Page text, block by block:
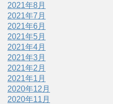
2021年8月
2021年7月
2021年6月
2021年5月
2021年4月
2021年3月
2021年2月
2021年1月
2020年12月
2020年11月